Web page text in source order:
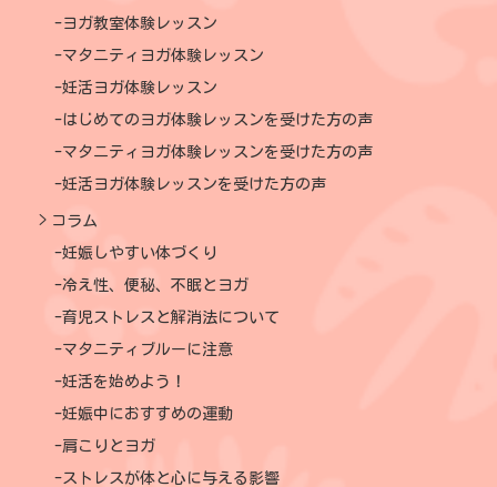
ヨガ教室体験レッスン
マタニティヨガ体験レッスン
妊活ヨガ体験レッスン
はじめてのヨガ体験レッスンを受けた方の声
マタニティヨガ体験レッスンを受けた方の声
妊活ヨガ体験レッスンを受けた方の声
コラム
妊娠しやすい体づくり
冷え性、便秘、不眠とヨガ
育児ストレスと解消法について
マタニティブルーに注意
妊活を始めよう！
妊娠中におすすめの運動
肩こりとヨガ
ストレスが体と心に与える影響